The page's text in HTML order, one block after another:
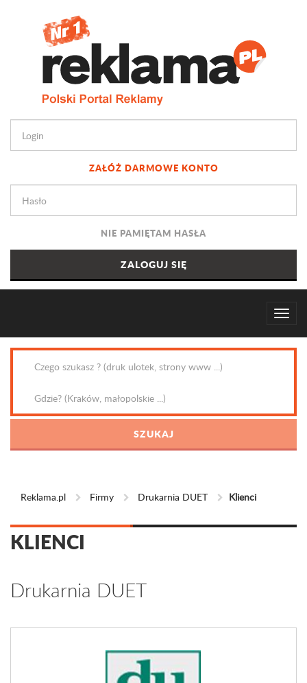
ZAŁÓŻ DARMOWE KONTO
NIE PAMIĘTAM HASŁA
Reklama.pl Firmy Drukarnia DUET Klienci
KLIENCI
Drukarnia DUET